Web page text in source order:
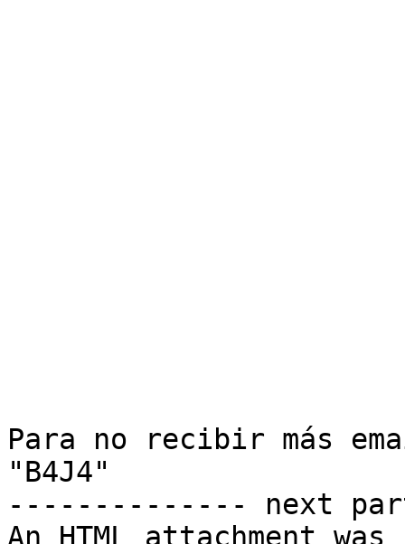
Para no recibir más
"B4J4"
-------------- next
An HTML attachment